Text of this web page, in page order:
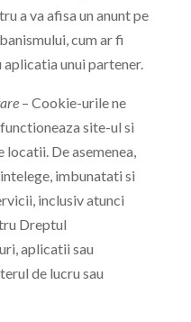
a va afisa un anunt pe
cum ar fi
unui partener.
– Cookie-urile ne
site-ul si
De asemenea,
imbunatati si
inclusiv atunci
Dreptul
aplicatii sau
de lucru sau